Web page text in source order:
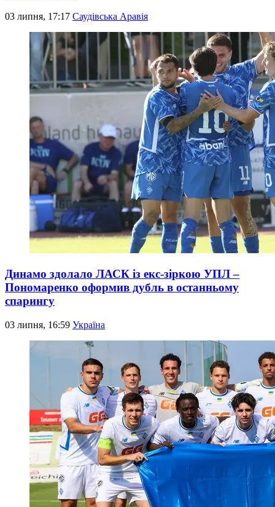
03 липня, 17:17 Саудівська Аравія
Динамо здолало ЛАСК із екс-зіркою УПЛ –
Пономаренко оформив дубль в останньому
спарингу
03 липня, 16:59 Україна